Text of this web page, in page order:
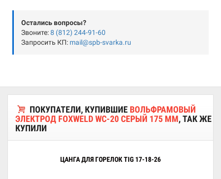
Остались вопросы?
Звоните:8 (812) 244-91-60
Запросить КП: mail@spb-svarka.ru
ПОКУПАТЕЛИ, КУПИВШИЕ ВОЛЬФРАМОВЫЙ
ЭЛЕКТРОД FOXWELD WC-20 СЕРЫЙ 175 ММ, ТАК ЖЕ
КУПИЛИ
ЦАНГА ДЛЯ ГОРЕЛОК TIG 17-18-26